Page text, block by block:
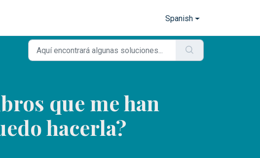
Spanish
que me han
hacerla?